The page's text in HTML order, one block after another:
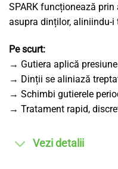
SPARK funcționează
asupra dinților, aliniindu-i
Pe scurt:
→ Gutiera aplică
→ Dinții se aliniază
→ Schimbi gutierele
→ Tratament rapid,
Vezi detalii